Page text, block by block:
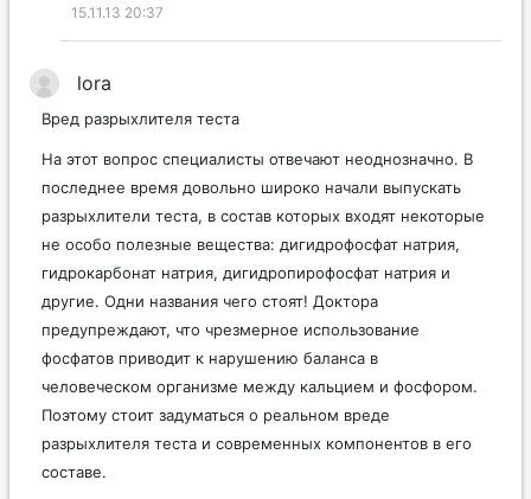
15.11.13 20:37
lora
Вред разрыхлителя теста
На этот вопрос специалисты отвечают неоднозначно. В
последнее время довольно широко начали выпускать
разрыхлители теста, в состав которых входят некоторые
не особо полезные вещества: дигидрофосфат натрия,
гидрокарбонат натрия, дигидропирофосфат натрия и
другие. Одни названия чего стоят! Доктора
предупреждают, что чрезмерное использование
фосфатов приводит к нарушению баланса в
человеческом организме между кальцием и фосфором.
Поэтому стоит задуматься о реальном вреде
разрыхлителя теста и современных компонентов в его
составе.